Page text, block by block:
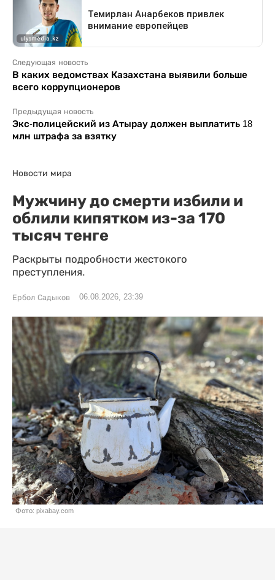
Следующая новость
В каких ведомствах Казахстана выявили больше
всего коррупционеров
Предыдущая новость
Экс-полицейский из Атырау должен выплатить 18
млн штрафа за взятку
Новости мира
Мужчину до смерти избили и
облили кипятком из-за 170
тысяч тенге
Раскрыты подробности жестокого
преступления.
Ербол Садыков 06.08.2026, 23:39
Фото: pixabay.com